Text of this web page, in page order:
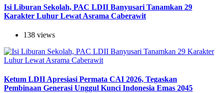
Isi Liburan Sekolah, PAC LDII Banyusari Tanamkan 29
Karakter Luhur Lewat Asrama Caberawit
138 views
Ketum LDII Apresiasi Permata CAI 2026, Tegaskan
Pembinaan Generasi Unggul Kunci Indonesia Emas 2045